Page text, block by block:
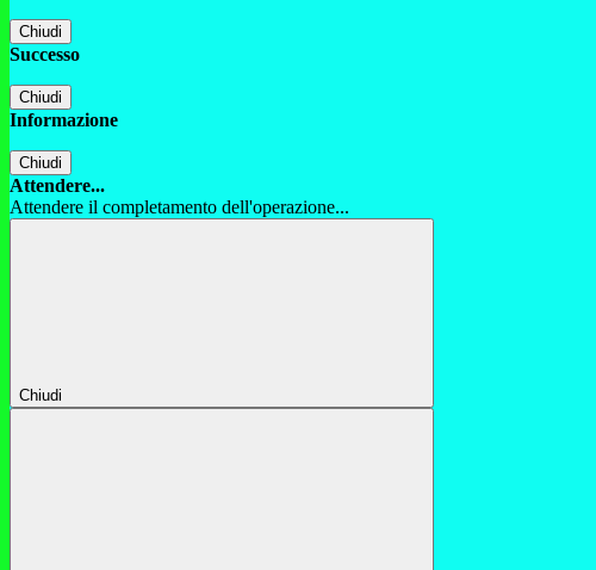
Chiudi
Successo
Chiudi
Informazione
Chiudi
Attendere...
Attendere il completamento dell'operazione...
Chiudi